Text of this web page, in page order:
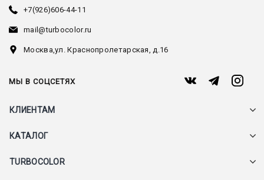
+7(926)606-44-11
mail@turbocolor.ru
Москва,ул. Краснопролетарская, д.16
МЫ В СОЦСЕТЯХ
КЛИЕНТАМ
КАТАЛОГ
TURBOCOLOR